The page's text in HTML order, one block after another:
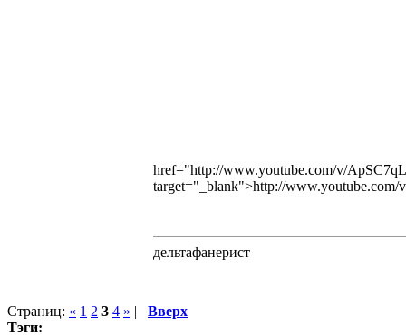
href="http://www.youtube.com/v/
target="_blank">http://
дельтафанерист
Страниц: « 1 2 3 4 » | Вверх
Тэги: